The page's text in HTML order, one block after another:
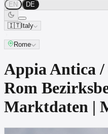
EN DE
🇮🇹Italy
Rome
Appia Antica
Rom
Marktdaten |